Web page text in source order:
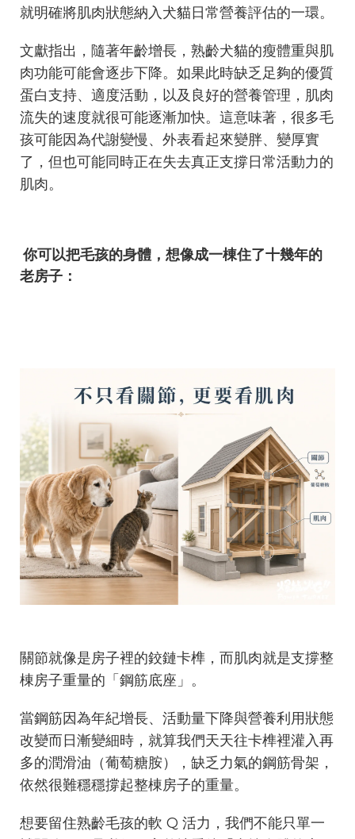
就明確將肌肉狀態納入犬貓日常營養評估的一環。
文獻指出，隨著年齡增長，熟齡犬貓的瘦體重與肌
肉功能可能會逐步下降。如果此時缺乏足夠的優質
蛋白支持、適度活動，以及良好的營養管理，肌肉
流失的速度就很可能逐漸加快。這意味著，很多毛
孩可能因為代謝變慢、外表看起來變胖、變厚實
了，但也可能同時正在失去真正支撐日常活動力的
肌肉。
你可以把毛孩的身體，想像成一棟住了十幾年的
老房子：
關節就像是房子裡的鉸鏈卡榫，而肌肉就是支撐整
棟房子重量的「鋼筋底座」。
當鋼筋因為年紀增長、活動量下降與營養利用狀態
改變而日漸變細時，就算我們天天往卡榫裡灌入再
多的潤滑油（葡萄糖胺），缺乏力氣的鋼筋骨架，
依然很難穩穩撐起整棟房子的重量。
想要留住熟齡毛孩的軟 Q 活力，我們不能只單一